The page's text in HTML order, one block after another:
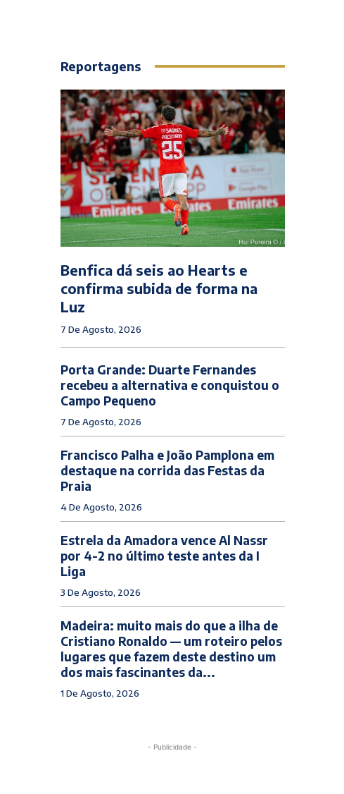
Reportagens
Benfica dá seis ao Hearts e
confirma subida de forma na
Luz
7 De Agosto, 2026
Porta Grande: Duarte Fernandes
recebeu a alternativa e conquistou o
Campo Pequeno
7 De Agosto, 2026
Francisco Palha e João Pamplona em
destaque na corrida das Festas da
Praia
4 De Agosto, 2026
Estrela da Amadora vence Al Nassr
por 4-2 no último teste antes da I
Liga
3 De Agosto, 2026
Madeira: muito mais do que a ilha de
Cristiano Ronaldo — um roteiro pelos
lugares que fazem deste destino um
dos mais fascinantes da...
1 De Agosto, 2026
- Publicidade -